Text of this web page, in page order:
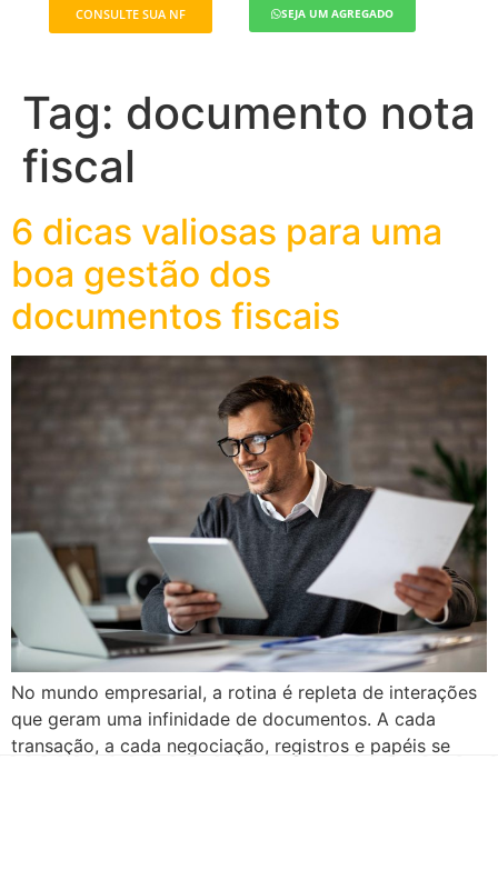
CONSULTE SUA NF SEJA UM AGREGADO
Tag: documento nota
fiscal
6 dicas valiosas para uma
boa gestão dos
documentos fiscais
No mundo empresarial, a rotina é repleta de interações
que geram uma infinidade de documentos. A cada
transação, a cada negociação, registros e papéis se